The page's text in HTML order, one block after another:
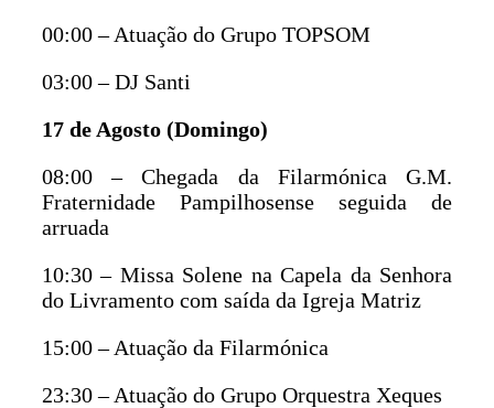
00:00 – Atuação do Grupo TOPSOM
03:00 – DJ Santi
17 de Agosto (Domingo)
08:00 – Chegada da Filarmónica G.M.
Fraternidade Pampilhosense seguida de
arruada
10:30 – Missa Solene na Capela da Senhora
do Livramento com saída da Igreja Matriz
15:00 – Atuação da Filarmónica
23:30 – Atuação do Grupo Orquestra Xeques